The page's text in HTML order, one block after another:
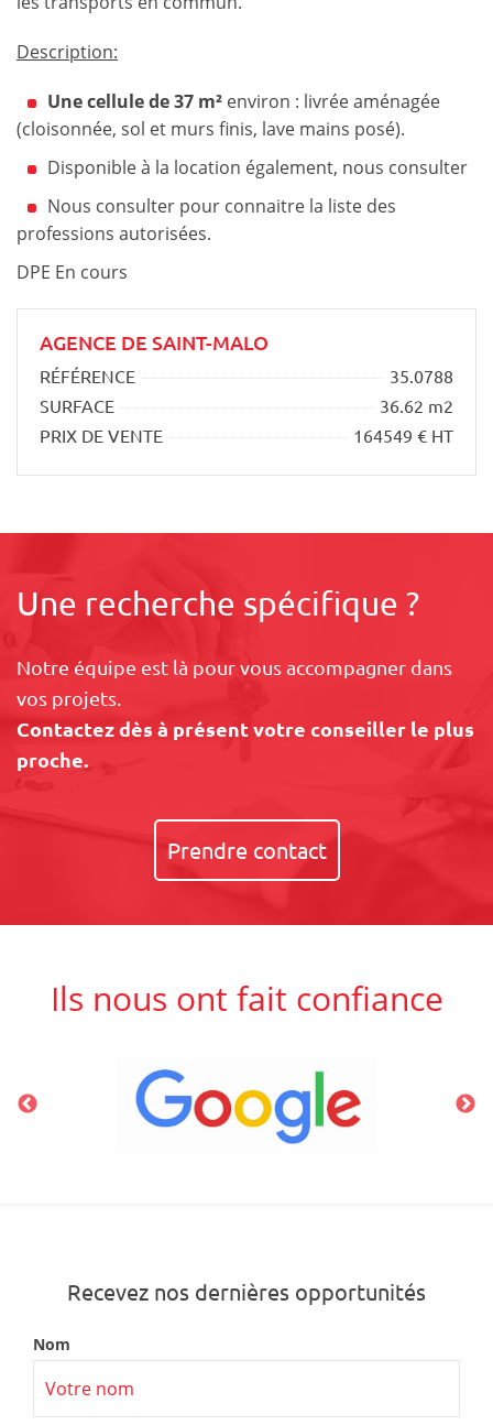
Description:
Une cellule de 37 m² environ : livrée aménagée
(cloisonnée, sol et murs finis, lave mains posé).
Disponible à la location également, nous consulter
Nous consulter pour connaitre la liste des
professions autorisées.
DPE En cours
AGENCE DE SAINT-MALO
RÉFÉRENCE
35.0788
SURFACE
36.62 m2
PRIX DE VENTE
164549 € HT
Une recherche spécifique ?
Notre équipe est là pour vous accompagner dans
vos projets.
Contactez dès à présent votre conseiller le plus
proche.
Prendre contact
Ils nous ont fait confiance
Recevez nos dernières opportunités
Nom